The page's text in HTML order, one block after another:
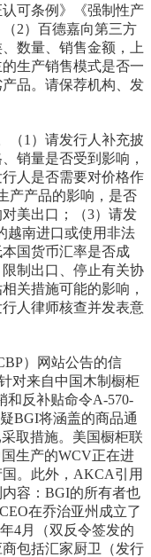
可条例》《强制性产
2）百德嘉向第三方
数量、销售金额，上
生产销售模式是否一
品。请保荐机构、发
1）请发行人补充披
销量是否受到影响，
人是否需要对价格作
产产品的影响，是否
美出口；（3）请发
越南进口或使用非法
国货币汇率是否成
制出口、停止有关协
关措施可能的影响，
人律师核查并发表意
）网站公告的信
对来自中国木制橱柜
和反补贴命令A-570-
BGI将涵盖的商品通
取措施。美国橱柜联
生产的WCV正在进
。此外，AKCA引用
容：BGI的所有者也
在乔治亚州成立了
4月（双反令签发的
包括汇家厨卫（发行